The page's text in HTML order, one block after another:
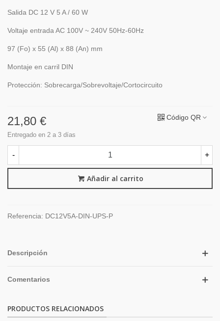
Salida DC 12 V 5 A / 60 W
Voltaje entrada AC 100V ~ 240V 50Hz-60Hz
97 (Fo) x 55 (Al) x 88 (An) mm
Montaje en carril DIN
Protección: Sobrecarga/Sobrevoltaje/Cortocircuito
21,80 €
Entregado en 2 a 3 días
Código QR
- +
Añadir al carrito
Referencia: DC12V5A-DIN-UPS-P
Descripción
Comentarios
PRODUCTOS RELACIONADOS